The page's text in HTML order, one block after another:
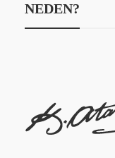
NEDEN?